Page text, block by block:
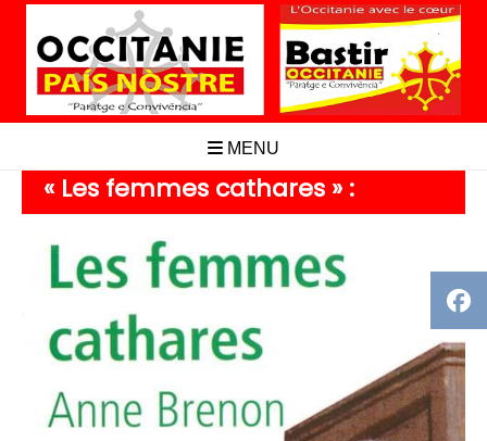
Aller
contenu
MENU
« Les femmes cathares » :